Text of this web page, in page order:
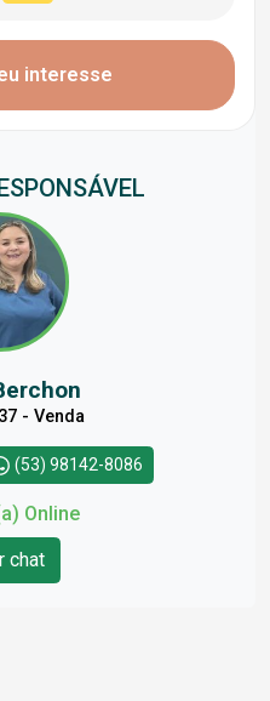
interesse
- Venda
(53) 98142-8086
Online
chat